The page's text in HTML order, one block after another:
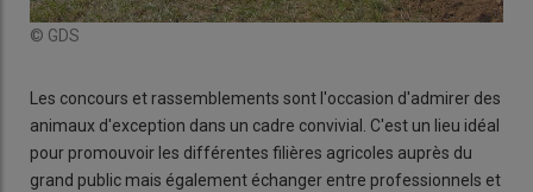
© GDS
Les concours et rassemblements sont l'occasion d'admirer des
animaux d'exception dans un cadre convivial. C'est un lieu idéal
pour promouvoir les différentes filières agricoles auprès du
grand public mais également échanger entre professionnels et